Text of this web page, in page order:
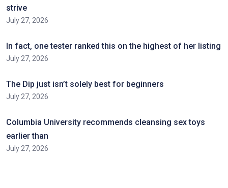
strive
July 27, 2026
In fact, one tester ranked this on the highest of her listing
July 27, 2026
The Dip just isn’t solely best for beginners
July 27, 2026
Columbia University recommends cleansing sex toys
earlier than
July 27, 2026